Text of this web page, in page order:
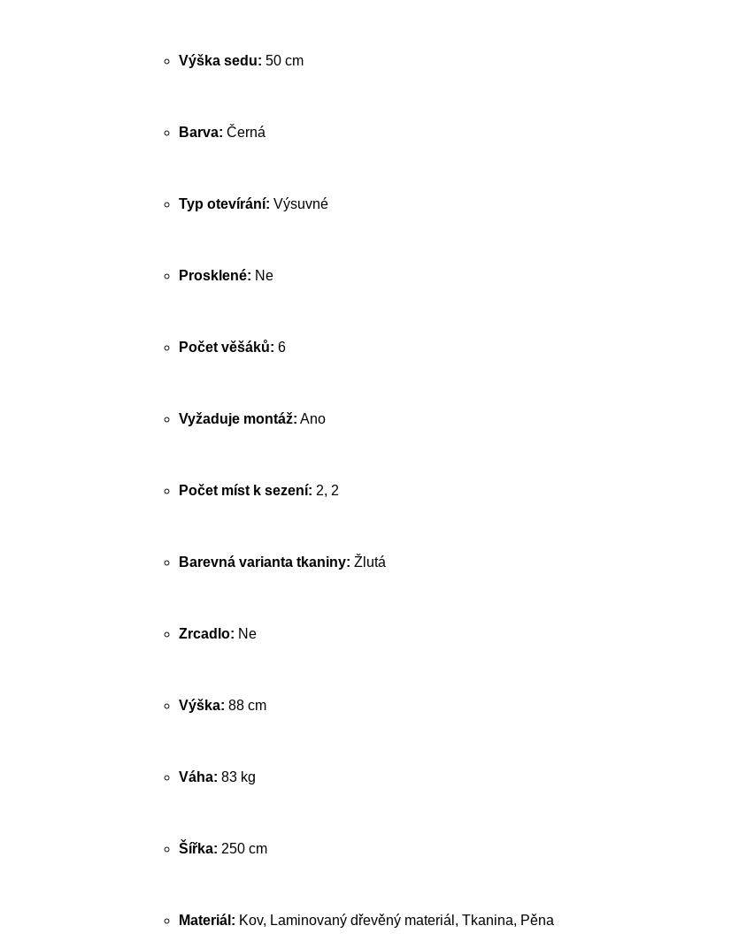
Výška sedu: 50 cm
Barva: Černá
Typ otevírání: Výsuvné
Prosklené: Ne
Počet věšáků: 6
Vyžaduje montáž: Ano
Počet míst k sezení: 2, 2
Barevná varianta tkaniny: Žlutá
Zrcadlo: Ne
Výška: 88 cm
Váha: 83 kg
Šířka: 250 cm
Materiál: Kov, Laminovaný dřevěný materiál, Tkanina, Pěna